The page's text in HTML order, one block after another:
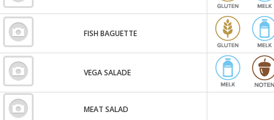
FISH BAGUETTE
VEGA SALADE
MEAT SALAD